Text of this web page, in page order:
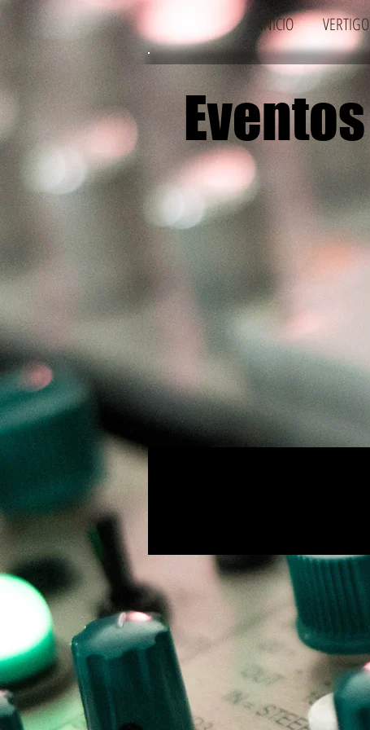
INICIO VERTIGO
Eventos